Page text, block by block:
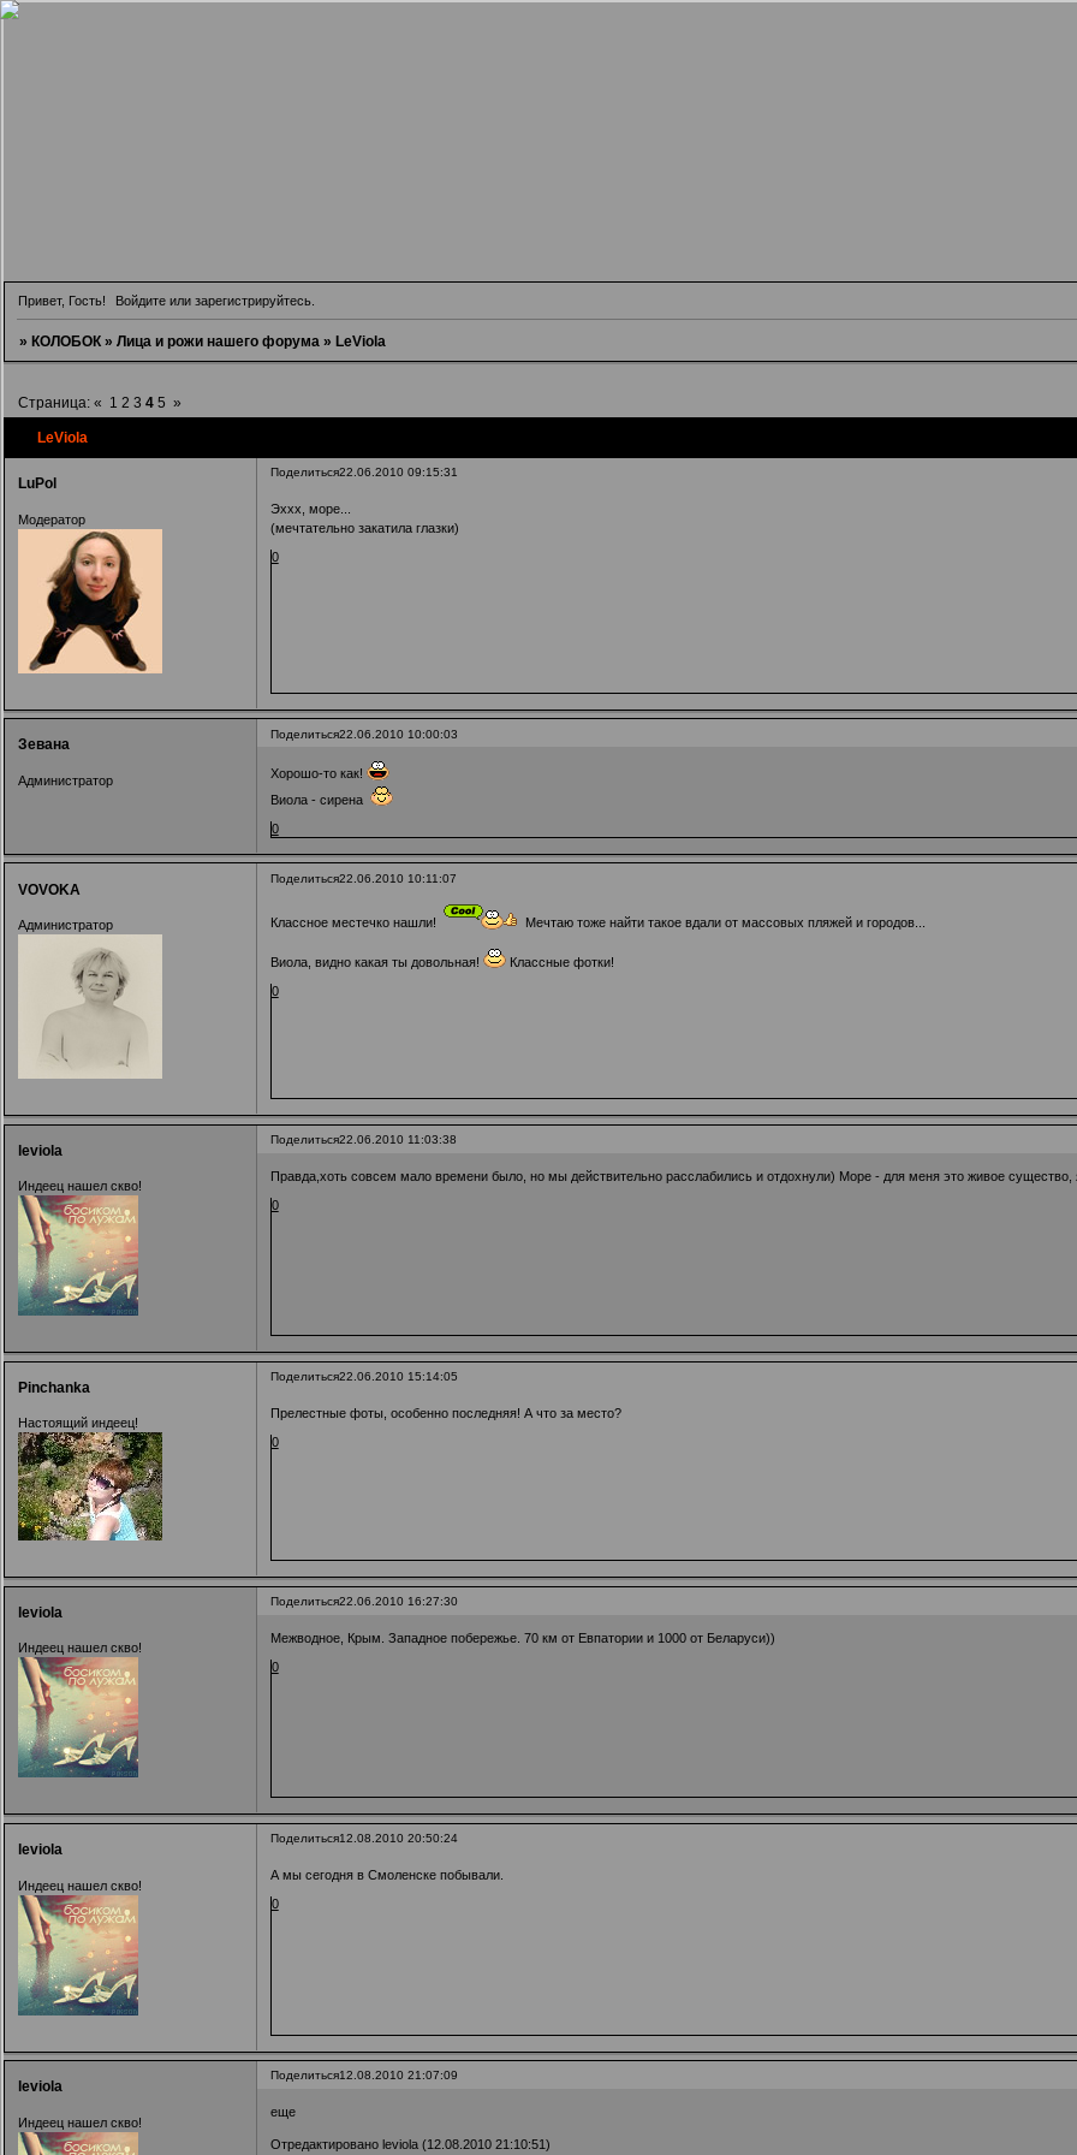
Привет, Гость! Войдите илизарегистрируйтесь
» КОЛОБОК » Лица и рожи нашего форума » LeViola
LeViola
Страница: « 1 2 3 4 5 »
Поделиться22.06.2010 09:15:31
LuPol
Модератор
Эххх, море...
(мечтательно закатила глазки)
0
Поделиться22.06.2010 10:00:03
Зевана
Администратор
Хорошо-то как!
Виола - сирена
0
Поделиться22.06.2010 10:11:07
VOVOKA
Администратор Классное местечко нашли! Мечтаю тоже найти такое вдали от массовых пляжей и городов...
Виола, видно какая ты довольная!
Классные фотки!
0
Поделиться22.06.2010 11:03:38
leviola
Индеец нашел скво!
Правда,хоть совсем мало времени было, но мы действительно расслабились и отдохнули) Море - для меня это живое
0
Поделиться22.06.2010 15:14:05
Pinchanka
Настоящий индеец!
Прелестные фоты, особенно последняя! А что за место?
0
Поделиться22.06.2010 16:27:30
leviola
Индеец нашел скво!
Межводное, Крым. Западное побережье. 70 км от Евпатории и 1000 от Беларуси))
0
Поделиться12.08.2010 20:50:24
leviola
Индеец нашел скво!
А мы сегодня в Смоленске побывали.
0
Поделиться12.08.2010 21:07:09
leviola
Индеец нашел скво!
еще
Отредактировано leviola (12.08.2010 21:10:51)